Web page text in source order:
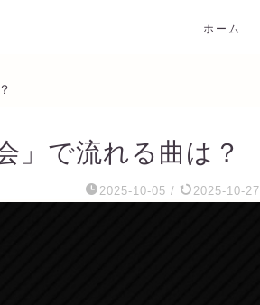
ホーム
」で流れる曲は？
2025-10-05 / 2025-10-27